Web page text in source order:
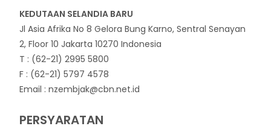
KEDUTAAN SELANDIA BARU
Jl Asia Afrika No 8 Gelora Bung Karno, Sentral Senayan
2, Floor 10 Jakarta 10270 Indonesia
T : (62-21) 2995 5800
F : (62-21) 5797 4578
Email : nzembjak@cbn.net.id
PERSYARATAN